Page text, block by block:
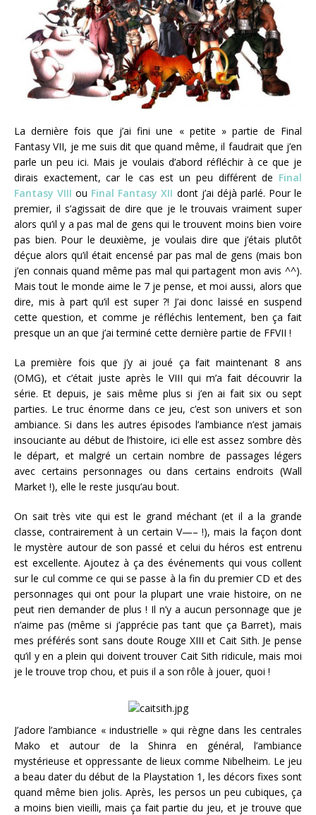
La dernière fois que j’ai fini une « petite » partie de Final
Fantasy VII, je me suis dit que quand même, il faudrait que j’en
parle un peu ici. Mais je voulais d’abord réfléchir à ce que je
dirais exactement, car le cas est un peu différent de Final
Fantasy VIII ou Final Fantasy XII dont j’ai déjà parlé. Pour le
premier, il s’agissait de dire que je le trouvais vraiment super
alors qu’il y a pas mal de gens qui le trouvent moins bien voire
pas bien. Pour le deuxième, je voulais dire que j’étais plutôt
déçue alors qu’il était encensé par pas mal de gens (mais bon
j’en connais quand même pas mal qui partagent mon avis ^^).
Mais tout le monde aime le 7 je pense, et moi aussi, alors que
dire, mis à part qu’il est super ?! J’ai donc laissé en suspend
cette question, et comme je réfléchis lentement, ben ça fait
presque un an que j’ai terminé cette dernière partie de FFVII !
La première fois que j’y ai joué ça fait maintenant 8 ans
(OMG), et c’était juste après le VIII qui m’a fait découvrir la
série. Et depuis, je sais même plus si j’en ai fait six ou sept
parties. Le truc énorme dans ce jeu, c’est son univers et son
ambiance. Si dans les autres épisodes l’ambiance n’est jamais
insouciante au début de l’histoire, ici elle est assez sombre dès
le départ, et malgré un certain nombre de passages légers
avec certains personnages ou dans certains endroits (Wall
Market !), elle le reste jusqu’au bout.
On sait très vite qui est le grand méchant (et il a la grande
classe, contrairement à un certain V—– !), mais la façon dont
le mystère autour de son passé et celui du héros est entrenu
est excellente. Ajoutez à ça des événements qui vous collent
sur le cul comme ce qui se passe à la fin du premier CD et des
personnages qui ont pour la plupart une vraie histoire, on ne
peut rien demander de plus ! Il n’y a aucun personnage que je
n’aime pas (même si j’apprécie pas tant que ça Barret), mais
mes préférés sont sans doute Rouge XIII et Cait Sith. Je pense
qu’il y en a plein qui doivent trouver Cait Sith ridicule, mais moi
je le trouve trop chou, et puis il a son rôle à jouer, quoi !
J’adore l’ambiance « industrielle » qui règne dans les centrales
Mako et autour de la Shinra en général, l’ambiance
mystérieuse et oppressante de lieux comme Nibelheim. Le jeu
a beau dater du début de la Playstation 1, les décors fixes sont
quand même bien jolis. Après, les persos un peu cubiques, ça
a moins bien vieilli, mais ça fait partie du jeu, et je trouve que